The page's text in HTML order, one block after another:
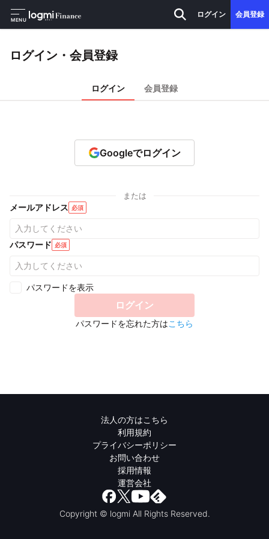
MENU
ログイン 会員登録
ログイン・会員登録
ログイン 会員登録
Googleでログイン
または
メールアドレス 必須
パスワード 必須
パスワードを表示
ログイン
パスワードを忘れた方はこちら
法人の方はこちら
利用規約
プライバシーポリシー
お問い合わせ
採用情報
運営会社
Copyright © logmi All Rights Reserved.